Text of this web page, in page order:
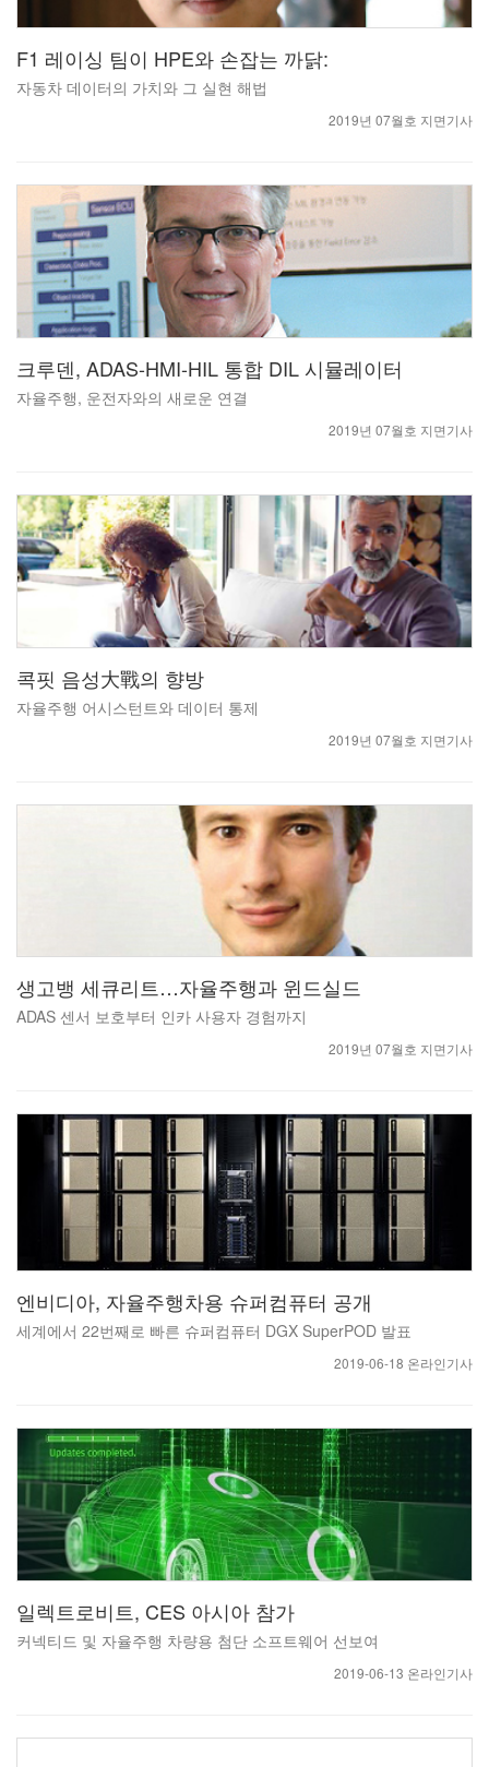
F1 레이싱 팀이 HPE와 손잡는 까닭:
자동차 데이터의 가치와 그 실현 해법
2019년 07월호 지면기사
크루덴, ADAS-HMI-HIL 통합 DIL 시뮬레이터
자율주행, 운전자와의 새로운 연결
2019년 07월호 지면기사
콕핏 음성大戰의 향방
자율주행 어시스턴트와 데이터 통제
2019년 07월호 지면기사
생고뱅 세큐리트…자율주행과 윈드실드
ADAS 센서 보호부터 인카 사용자 경험까지
2019년 07월호 지면기사
엔비디아, 자율주행차용 슈퍼컴퓨터 공개
세계에서 22번째로 빠른 슈퍼컴퓨터 DGX SuperPOD 발표
2019-06-18 온라인기사
일렉트로비트, CES 아시아 참가
커넥티드 및 자율주행 차량용 첨단 소프트웨어 선보여
2019-06-13 온라인기사